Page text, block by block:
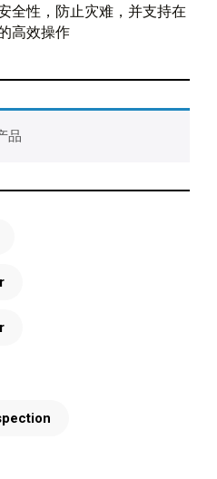
全性，防止灾难，并支持在
高效操作
品